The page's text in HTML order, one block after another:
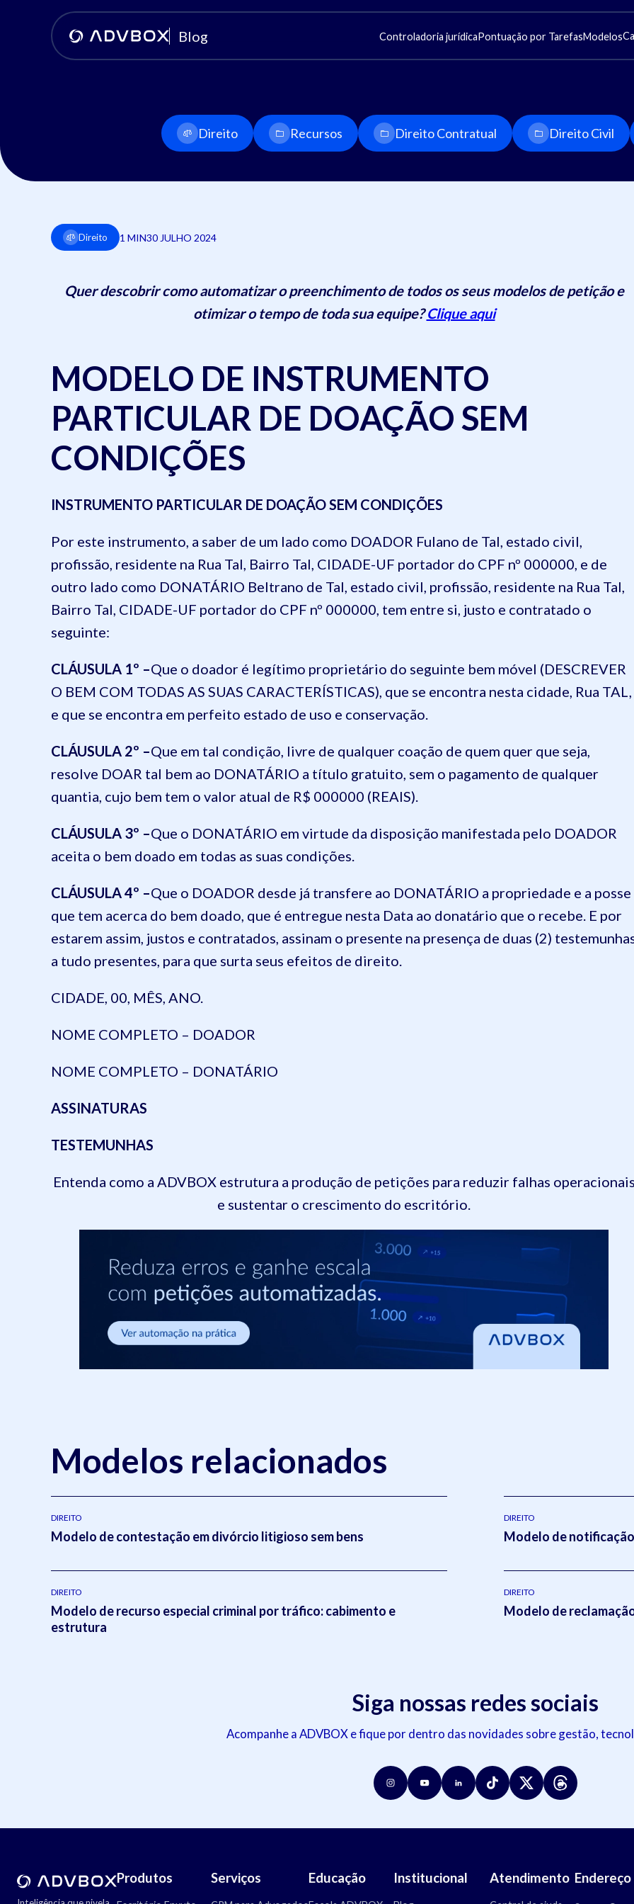
Blog Controladoria jurídicaPontuação por TarefasModelos
Direito Recursos Direito Contratual Direito Civil
Direito 1 MIN30 JULHO 2024
Quer descobrir como automatizar o preenchimento de todos os seus modelos de petição e
otimizar o tempo de toda sua equipe?Clique aqui
MODELO DE INSTRUMENTO
PARTICULAR DE DOAÇÃO SEM
CONDIÇÕES
INSTRUMENTO PARTICULAR DE DOAÇÃO SEM CONDIÇÕES
Por este instrumento, a saber de um lado como DOADOR Fulano de Tal, estado civil,
profissão, residente na Rua Tal, Bairro Tal, CIDADE-UF portador do CPF nº 000000, e de
outro lado como DONATÁRIO Beltrano de Tal, estado civil, profissão, residente na Rua Tal,
Bairro Tal, CIDADE-UF portador do CPF nº 000000, tem entre si, justo e contratado o
seguinte:
CLÁUSULA 1º –Que o doador é legítimo proprietário do seguinte bem móvel (DESCREVER
O BEM COM TODAS AS SUAS CARACTERÍSTICAS), que se encontra nesta cidade, Rua TAL,
e que se encontra em perfeito estado de uso e conservação.
CLÁUSULA 2º –Que em tal condição, livre de qualquer coação de quem quer que seja,
resolve DOAR tal bem ao DONATÁRIO a título gratuito, sem o pagamento de qualquer
quantia, cujo bem tem o valor atual de R$ 000000 (REAIS).
CLÁUSULA 3º –Que o DONATÁRIO em virtude da disposição manifestada pelo DOADOR
aceita o bem doado em todas as suas condições.
CLÁUSULA 4º –Que o DOADOR desde já transfere ao DONATÁRIO a propriedade e a posse
que tem acerca do bem doado, que é entregue nesta Data ao donatário que o recebe. E por
estarem assim, justos e contratados, assinam o presente na presença de duas (2)
a tudo presentes, para que surta seus efeitos de direito.
CIDADE, 00, MÊS, ANO.
NOME COMPLETO – DOADOR
NOME COMPLETO – DONATÁRIO
ASSINATURAS
TESTEMUNHAS
Entenda como a ADVBOX estrutura a produção de petições para reduzir falhas
e sustentar o crescimento do escritório.
Modelos relacionados
DIREITO
Modelo de contestação em divórcio litigioso sem bens
DIREITO
Modelo de
DIREITO
Modelo de recurso especial criminal por tráfico: cabimento e
estrutura
DIREITO
Modelo de
Siga nossas redes sociais
Acompanhe a ADVBOX e fique por dentro das novidades sobre gestão,
Produtos Serviços Educação Institucional Atendimento Endereço